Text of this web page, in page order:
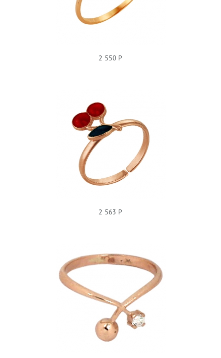
2 550 Р
КОЛЬЦО БЕЗ ПОКРЫТИЯ, БЕЗ ВСТАВОК, 220255
2 563 Р
КОЛЬЦО БЕЗ ПОКРЫТИЯ, ФИАНИТ, 228050